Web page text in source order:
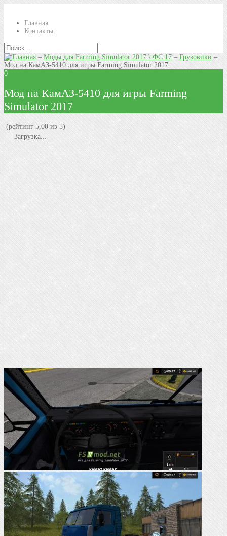
Главная
Контакты
–Моды для Farming Simulator 2017 \ ФС 17– Грузовики –
Мод на КамАЗ-5410 для игры Farming Simulator 2017
0
Мод на КамАЗ-5410 для игры Farming
Simulator 2017
(рейтинг 5,00 из 5)
Загрузка...